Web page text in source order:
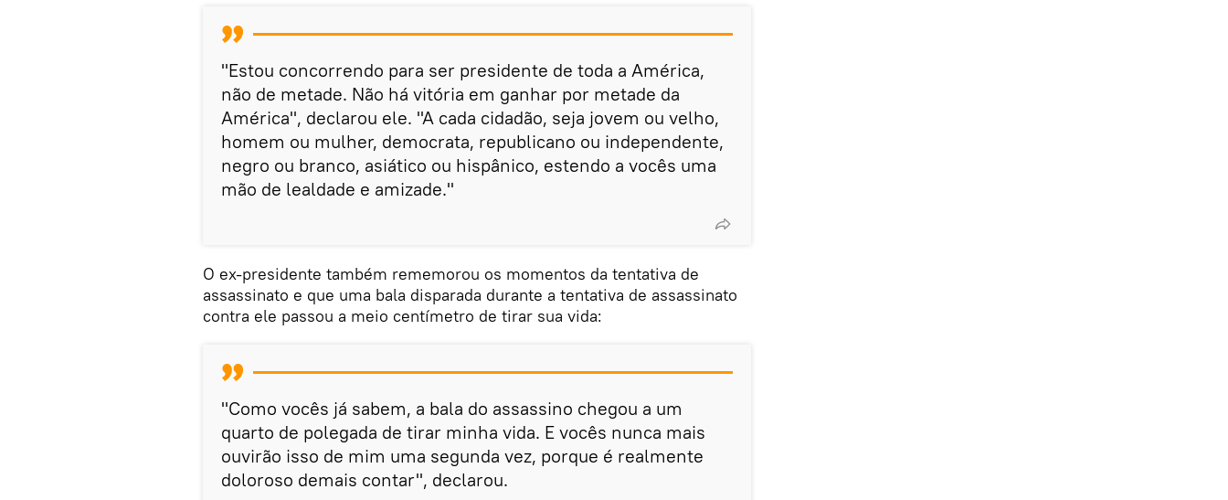
"Estou concorrendo para ser presidente de toda a América,
não de metade. Não há vitória em ganhar por metade da
América", declarou ele. "A cada cidadão, seja jovem ou velho,
homem ou mulher, democrata, republicano ou independente,
negro ou branco, asiático ou hispânico, estendo a vocês uma
mão de lealdade e amizade."
O ex-presidente também rememorou os momentos da tentativa de
assassinato e que uma bala disparada durante a tentativa de assassinato
contra ele passou a meio centímetro de tirar sua vida:
"Como vocês já sabem, a bala do assassino chegou a um
quarto de polegada de tirar minha vida. E vocês nunca mais
ouvirão isso de mim uma segunda vez, porque é realmente
doloroso demais contar", declarou.